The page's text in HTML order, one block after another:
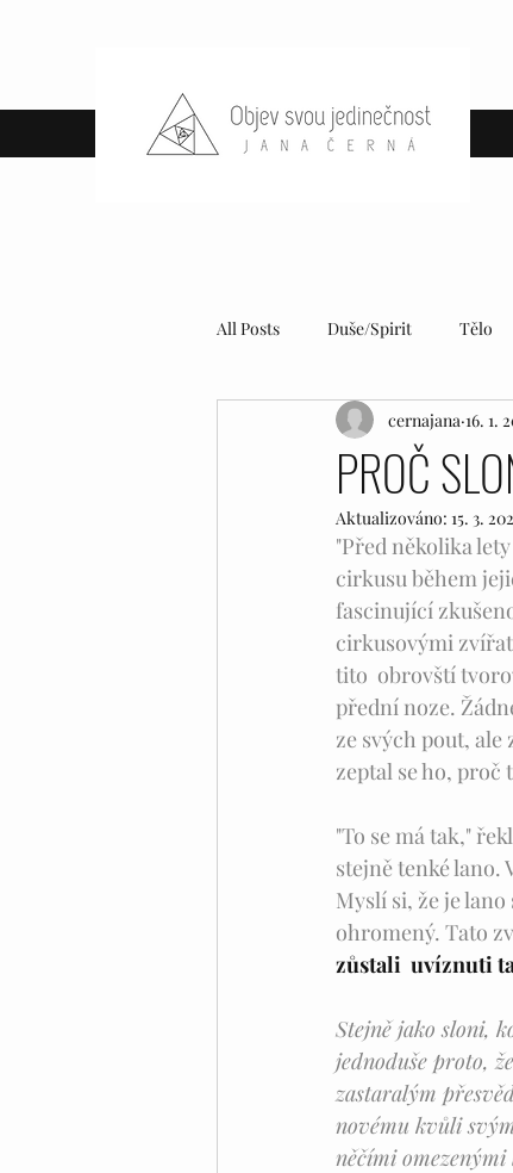
All Posts Duše/Spirit Tělo
PROČ
cernajana 16. 1.
Aktualizováno: 15. 3.
"Před několika
cirkusu během
fascinující
cirkusovými
tito  obrovští
přední noze.
ze svých pout,
zeptal se ho, proč
"To se má tak,"
stejně tenké lano.
Myslí si, že je
ohromený. Tato
zůstali  uvíznuti
Stejně jako sloni,
jednoduše proto,
zastaralým
novému kvůli
něčími